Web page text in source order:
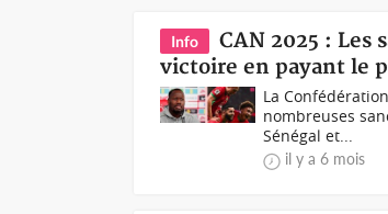
Info
CAN 2025 : Les
victoire en payant le
La
nombreuses
Sénégal et...
il y a 6 mois